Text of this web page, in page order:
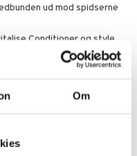
Om
ud mod spidserne
Conditioner og style
TRESemmé efter behov.
Betaine, Sodium
Sodium Benzoate, Glycol
Lysine HCl,